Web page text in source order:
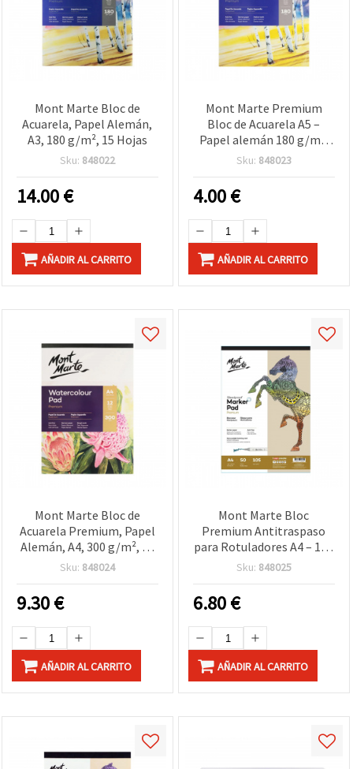
Mont Marte Bloc de
Acuarela, Papel Alemán,
A3, 180 g/m², 15 Hojas
Sku: 848022
14.00€
AÑADIR AL CARRITO
Mont Marte Premium
Bloc de Acuarela A5 –
Papel alemán 180 g/m²,
15 hojas para acuarela,
húmedas
Sku: 848023
4.00€
AÑADIR AL CARRITO
Mont Marte Bloc de
Acuarela Premium, Papel
Alemán, A4, 300 g/m², 12
Hojas
Sku: 848024
9.30€
AÑADIR AL CARRITO
Mont Marte Bloc
Premium Antitraspaso
para Rotuladores A4 – 105
g/m², 50 hojas | Papel
artísticos de alcohol y
base de agua: ilustración,
manga, diseño y bocetos
Sku: 848025
6.80€
AÑADIR AL CARRITO